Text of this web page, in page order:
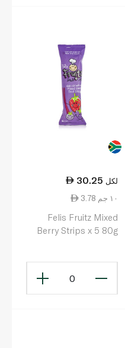
30.25 لكل
3.78 ١٠ جم
Felis Fruitz Mixed
Berry Strips x 5 80g
0